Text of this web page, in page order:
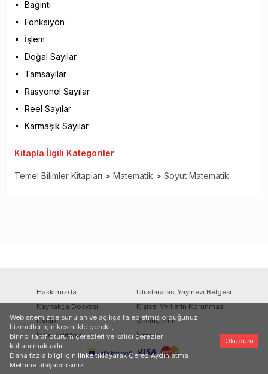
Bağıntı
Fonksiyon
İşlem
Doğal Sayılar
Tamsayılar
Rasyonel Sayılar
Reel Sayılar
Karmaşık Sayılar
Kitapla İlgili Kategoriler
Temel Bilimler Kitapları > Matematik > Soyut Matematik
Hakkımızda
Uluslararası Yayınevi Belgesi
Kaynakça Dosyası
Kişisel Verilerin Korunması
Üyelik
Siparişlerim
İade Politikası
İletişim
Web sitemizde sunulan ve açıkça talep etmiş olduğunuz
hizmetler için kesinlikle gerekli,
birinci taraf oturum çerezleri ve kalıcı çerezler
kullanılmaktadır.
Daha fazla bilgi için linke tıklayarak Çerez Aydınlatma
Metnine ulaşabilirsiniz.
Okudum